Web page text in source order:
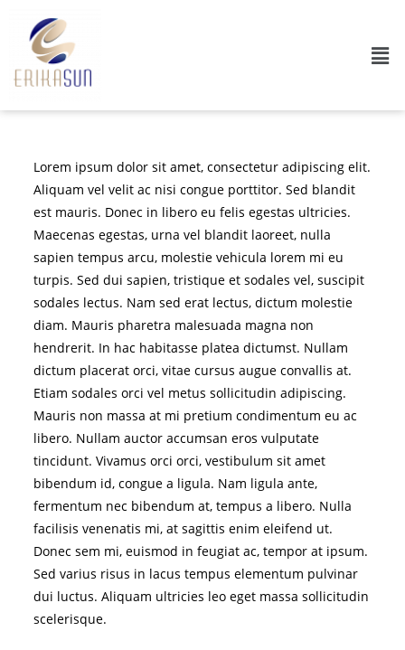
Lorem ipsum dolor sit amet, consectetur adipiscing elit.
Aliquam vel velit ac nisi congue porttitor. Sed blandit
est mauris. Donec in libero eu felis egestas ultricies.
Maecenas egestas, urna vel blandit laoreet, nulla
sapien tempus arcu, molestie vehicula lorem mi eu
turpis. Sed dui sapien, tristique et sodales vel, suscipit
sodales lectus. Nam sed erat lectus, dictum molestie
diam. Mauris pharetra malesuada magna non
hendrerit. In hac habitasse platea dictumst. Nullam
dictum placerat orci, vitae cursus augue convallis at.
Etiam sodales orci vel metus sollicitudin adipiscing.
Mauris non massa at mi pretium condimentum eu ac
libero. Nullam auctor accumsan eros vulputate
tincidunt. Vivamus orci orci, vestibulum sit amet
bibendum id, congue a ligula. Nam ligula ante,
fermentum nec bibendum at, tempus a libero. Nulla
facilisis venenatis mi, at sagittis enim eleifend ut.
Donec sem mi, euismod in feugiat ac, tempor at ipsum.
Sed varius risus in lacus tempus elementum pulvinar
dui luctus. Aliquam ultricies leo eget massa sollicitudin
scelerisque.